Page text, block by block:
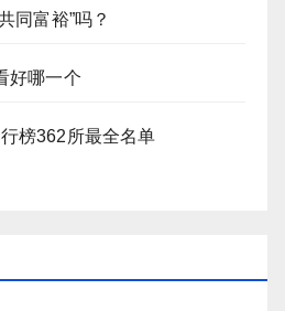
同富裕”吗？
好哪一个
榜362所最全名单